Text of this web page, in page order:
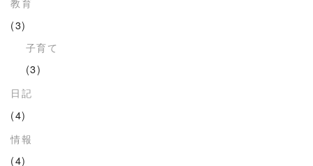
(3)
子育て
(3)
日記
(4)
情報
(4)